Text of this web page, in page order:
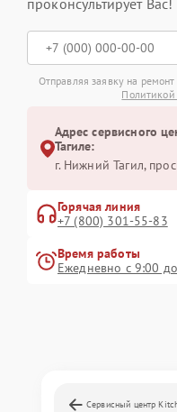
проконсультирует Вас!
Отправляя заявку на
Политикой
Адрес сервисного
Тагиле:
г. Нижний Тагил,
Горячая линия
+7 (800) 301-55-83
Время работы
Ежедневно с 9:00
Сервисный центр